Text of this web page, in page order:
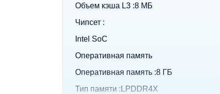
Объем кэша L3 :8 МБ
Чипсет :
Intel SoC
Оперативная память
Оперативная память :8 ГБ
Тип памяти :LPDDR4X